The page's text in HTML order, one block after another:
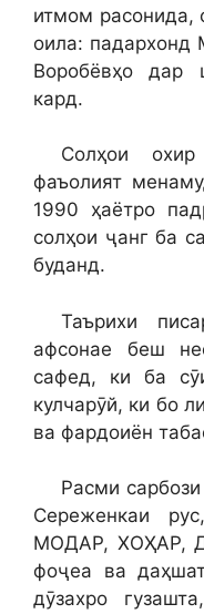
итмом расонида,
оила: падархонд
Воробёвҳо дар
кард.
Солҳои
фаъолият
1990 ҳаётро
солҳои ҷанг ба
буданд.
Таърихи
афсонае беш
сафед, ки ба
кулчарӯй, ки бо
ва фардоиён
Расми
Сереженкаи
МОДАР, ХОҲАР,
фоҷеа ва
дӯзахро